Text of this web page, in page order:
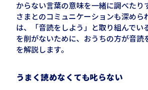
からない言葉の意味を一緒に調べたり
さまとのコミュニケーションも深めら
は、「音読をしよう」と取り組んでい
を削がないために、おうちの方が音読
を解説します。
うまく読めなくても叱らない